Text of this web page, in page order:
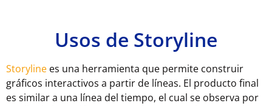
Usos de Storyline
Storyline es una herramienta que permite construir
gráficos interactivos a partir de líneas. El producto final
es similar a una línea del tiempo, el cual se observa por